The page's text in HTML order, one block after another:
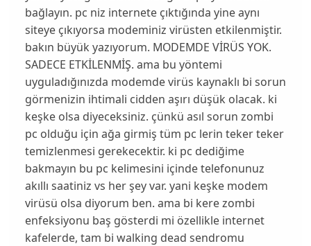
bağlayın. pc niz internete çıktığında yine aynı
siteye çıkıyorsa modeminiz virüsten etkilenmiştir.
bakın büyük yazıyorum. MODEMDE VİRÜS YOK.
SADECE ETKİLENMİŞ. ama bu yöntemi
uyguladığınızda modemde virüs kaynaklı bi sorun
görmenizin ihtimali cidden aşırı düşük olacak. ki
keşke olsa diyeceksiniz. çünkü asıl sorun zombi
pc olduğu için ağa girmiş tüm pc lerin teker teker
temizlenmesi gerekecektir. ki pc dediğime
bakmayın bu pc kelimesini içinde telefonunuz
akıllı saatiniz vs her şey var. yani keşke modem
virüsü olsa diyorum ben. ama bi kere zombi
enfeksiyonu baş gösterdi mi özellikle internet
kafelerde, tam bi walking dead sendromu